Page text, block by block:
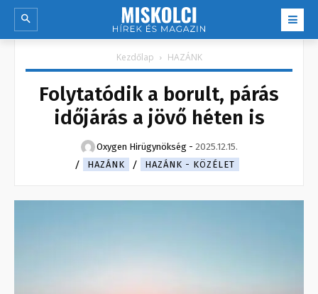
Kezdőlap HAZÁNK
Folytatódik a borult, párás
időjárás a jövő héten is
Oxygen Hirügynökség - 2025.12.15.
HAZÁNK
HAZÁNK - KÖZÉLET